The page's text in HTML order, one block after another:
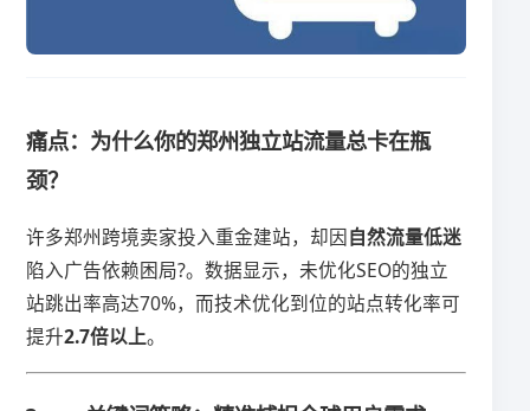
痛点：为什么你的郑州独立站流量总卡在瓶
颈？
许多郑州跨境卖家投入重金建站，却因​​自然流量低迷​
陷入广告依赖困局?。数据显示，未优化SEO的独立
站跳出率高达70%，而技术优化到位的站点转化率可
提升​​2.7倍以上​​。